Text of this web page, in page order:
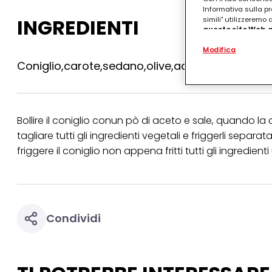
INGREDIENTI
Coniglio,carote,sedano,olive,aceto
Bollire il coniglio conun pò di aceto e sale, quando
tagliare tutti gli ingredienti vegetali e friggerli
friggere il coniglio non appena fritti tutti gli
Condividi
Informativa sulla
simili" utilizzeremo
questo sito
.
(rispettivamente
terzi, conservare
identificati) su
Puoi trovare
collegata nel piè di
qualsiasi momento
collegata nel piè di
Modifica